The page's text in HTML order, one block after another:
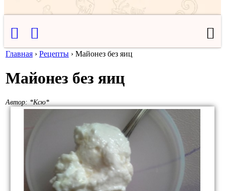
Главная › Рецепты › Майонез без яиц
Майонез без яиц
Автор: *Ксю*